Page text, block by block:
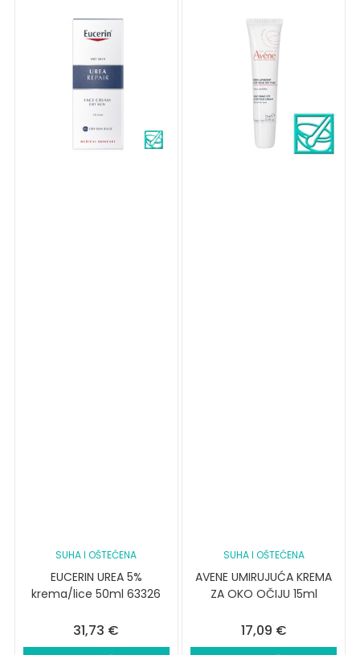
SUHA I OŠTEĆENA
EUCERIN UREA 5%
krema/lice 50ml 63326
31,73 €
SUHA I OŠTEĆENA
AVENE UMIRUJUĆA KREMA
ZA OKO OČIJU 15ml
17,09 €